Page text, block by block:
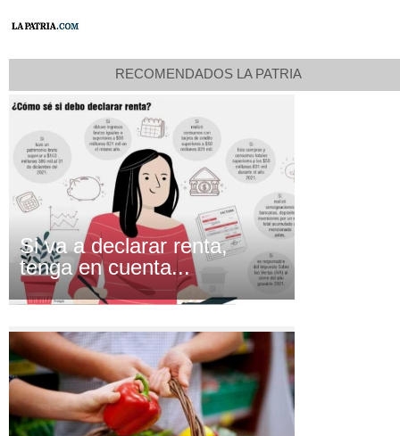
RECOMENDADOS LA PATRIA
Si va a declarar renta,
tenga en cuenta...